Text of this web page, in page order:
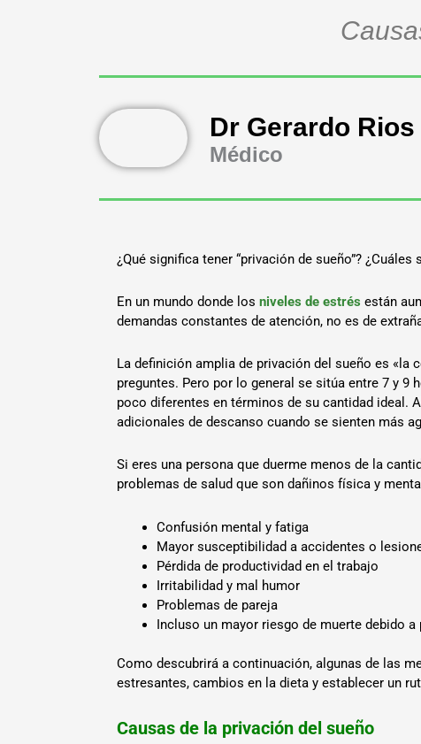
Dr Gerardo Rios
Médico
¿Qué significa tener “privación de sueño”?
En un mundo donde los niveles de estrés están
demandas constantes de atención, no es de
La definición amplia de privación del sueño es «la
preguntes. Pero por lo general se sitúa entre 7 y
poco diferentes en términos de su cantidad ideal.
adicionales de descanso cuando se sienten más
Si eres una persona que duerme menos de la
problemas de salud que son dañinos física y
Confusión mental y fatiga
Mayor susceptibilidad a accidentes o
Pérdida de productividad en el trabajo
Irritabilidad y mal humor
Problemas de pareja
Incluso un mayor riesgo de muerte debido
Como descubrirá a continuación, algunas de las
estresantes, cambios en la dieta y establecer un
Causas de la privación del sueño